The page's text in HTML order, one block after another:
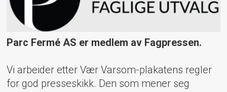
Parc Fermé AS er medlem av Fagpressen.
Vi arbeider etter Vær Varsom-plakatens regler
for god presseskikk. Den som mener seg